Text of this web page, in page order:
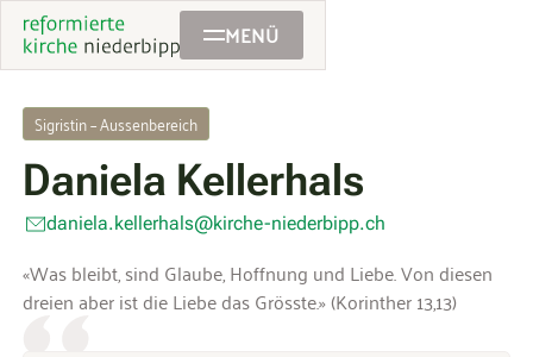
MENÜ
Sigristin – Aussenbereich
Daniela Kellerhals
daniela.kellerhals@kirche-niederbipp.ch
«Was bleibt, sind Glaube, Hoffnung und Liebe. Von diesen
dreien aber ist die Liebe das Grösste.» (Korinther 13,13)